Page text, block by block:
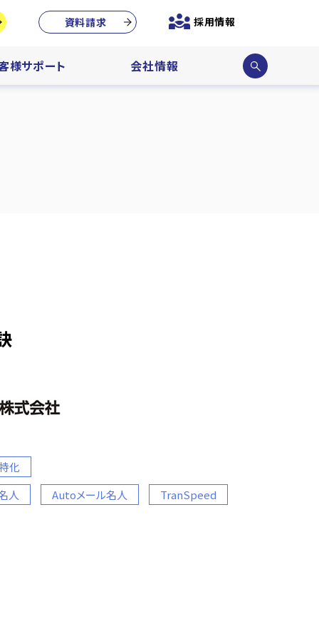
様サポート 会社情報
サイ
ト内
資料請求 採用情報
化
人
Autoメール名人 TranSpeed